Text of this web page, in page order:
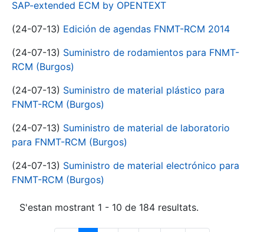
SAP-extended ECM by OPENTEXT
(24-07-13) Edición de agendas FNMT-RCM 2014
(24-07-13) Suministro de rodamientos para FNMT-
RCM (Burgos)
(24-07-13) Suministro de material plástico para
FNMT-RCM (Burgos)
(24-07-13) Suministro de material de laboratorio
para FNMT-RCM (Burgos)
(24-07-13) Suministro de material electrónico para
FNMT-RCM (Burgos)
S'estan mostrant 1 - 10 de 184 resultats.